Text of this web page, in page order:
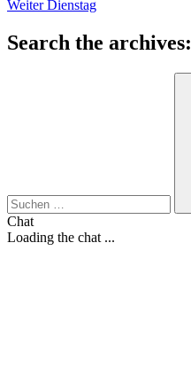
Weiter Dienstag
Search the archives:
Chat
Loading the chat ...